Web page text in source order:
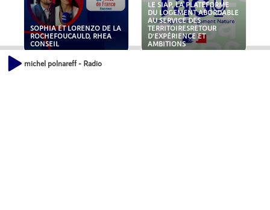
SOPHIA ET LORENZO DE LA
ROCHEFOUCAULD, RHEA
CONSEIL
LE SIAP, LA PLATEFORME
DU LOGEMENT ABORDABLE
AU SERVICE DES
TERRITOIRESRETOUR
D'EXPÉRIENCE ET
AMBITIONS
michel polnareff - Radio